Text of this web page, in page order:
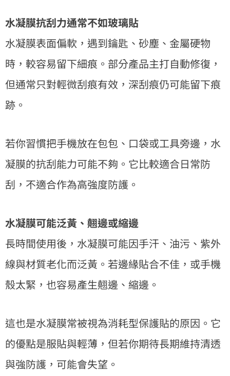
水凝膜抗刮力通常不如玻璃貼
水凝膜表面偏軟，遇到鑰匙、砂塵、金屬硬物
時，較容易留下細痕。部分產品主打自動修復，
但通常只對輕微刮痕有效，深刮痕仍可能留下痕
跡。
若你習慣把手機放在包包、口袋或工具旁邊，水
凝膜的抗刮能力可能不夠。它比較適合日常防
刮，不適合作為高強度防護。
水凝膜可能泛黃、翹邊或縮邊
長時間使用後，水凝膜可能因手汗、油污、紫外
線與材質老化而泛黃。若邊緣貼合不佳，或手機
殼太緊，也容易產生翹邊、縮邊。
這也是水凝膜常被視為消耗型保護貼的原因。它
的優點是服貼與輕薄，但若你期待長期維持清透
與強防護，可能會失望。